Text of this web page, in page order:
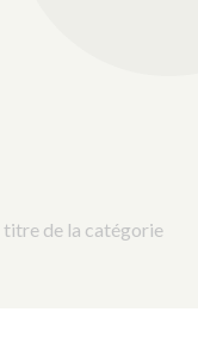
titre de la catégorie